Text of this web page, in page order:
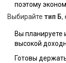
поэтому
Выбирайте тип Б,
Вы планируете
высокой
Готовы